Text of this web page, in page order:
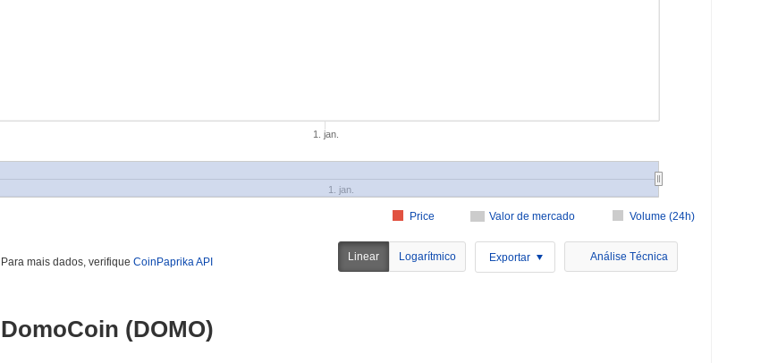
Valor de mercado Volume (24h)
Price
1. jan.
1. jan.
Para mais dados, verifique CoinPaprika API Linear Logarítmico Exportar Análise Técnica
DomoCoin (DOMO)